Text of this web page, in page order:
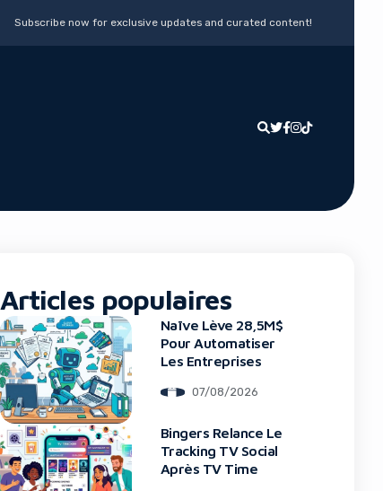
Subscribe now for exclusive updates and curated content!
Articles populaires
Naïve Lève 28,5M$
Pour Automatiser
Les Entreprises
07/08/2026
Bingers Relance Le
Tracking TV Social
Après TV Time